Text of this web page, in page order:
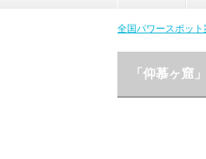
全国パワースポット
「仰慕ヶ窟